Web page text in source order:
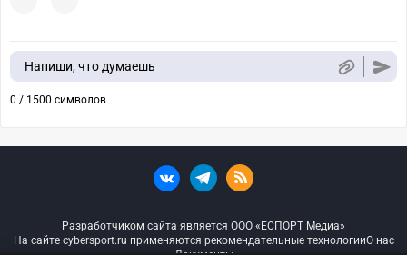
Напиши, что думаешь
0 / 1500 символов
Разработчиком сайта является ООО «ЕСПОРТ Медиа»
На сайте cybersport.ru применяются рекомендательные технологииО нас